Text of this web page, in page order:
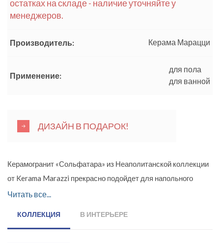
остатках на складе - наличие уточняйте у
менеджеров.
Производитель: Керама Марацци
Применение:
для пола
для ванной
ДИЗАЙН В ПОДАРОК!
Керамогранит «Сольфатара» из Неаполитанской коллекции
от Kerama Marazzi прекрасно подойдет для напольного
покрытия любого помещения, даже совсем небольшого и с
имитирующая цементную плитку, позволит визуально
Читать все...
КОЛЛЕКЦИЯ В ИНТЕРЬЕРЕ